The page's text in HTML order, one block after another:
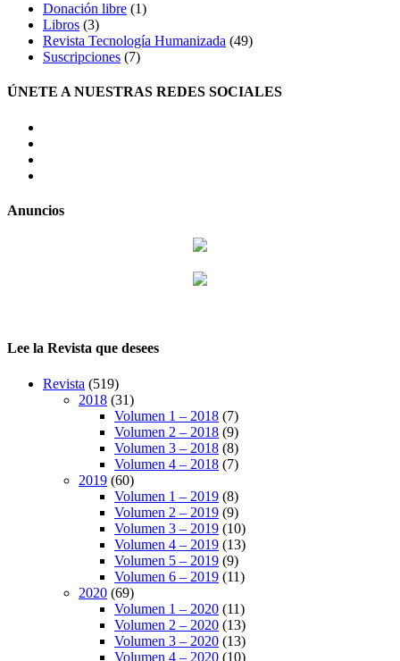
Donación libre (1)
Libros (3)
Revista Tecnología Humanizada (49)
Suscripciones (7)
ÚNETE A NUESTRAS REDES SOCIALES
Anuncios
Lee la Revista que desees
Revista (519)
2018 (31)
Volumen 1 – 2018 (7)
Volumen 2 – 2018 (9)
Volumen 3 – 2018 (8)
Volumen 4 – 2018 (7)
2019 (60)
Volumen 1 – 2019 (8)
Volumen 2 – 2019 (9)
Volumen 3 – 2019 (10)
Volumen 4 – 2019 (13)
Volumen 5 – 2019 (9)
Volumen 6 – 2019 (11)
2020 (69)
Volumen 1 – 2020 (11)
Volumen 2 – 2020 (13)
Volumen 3 – 2020 (13)
Volumen 4 – 2020 (10)